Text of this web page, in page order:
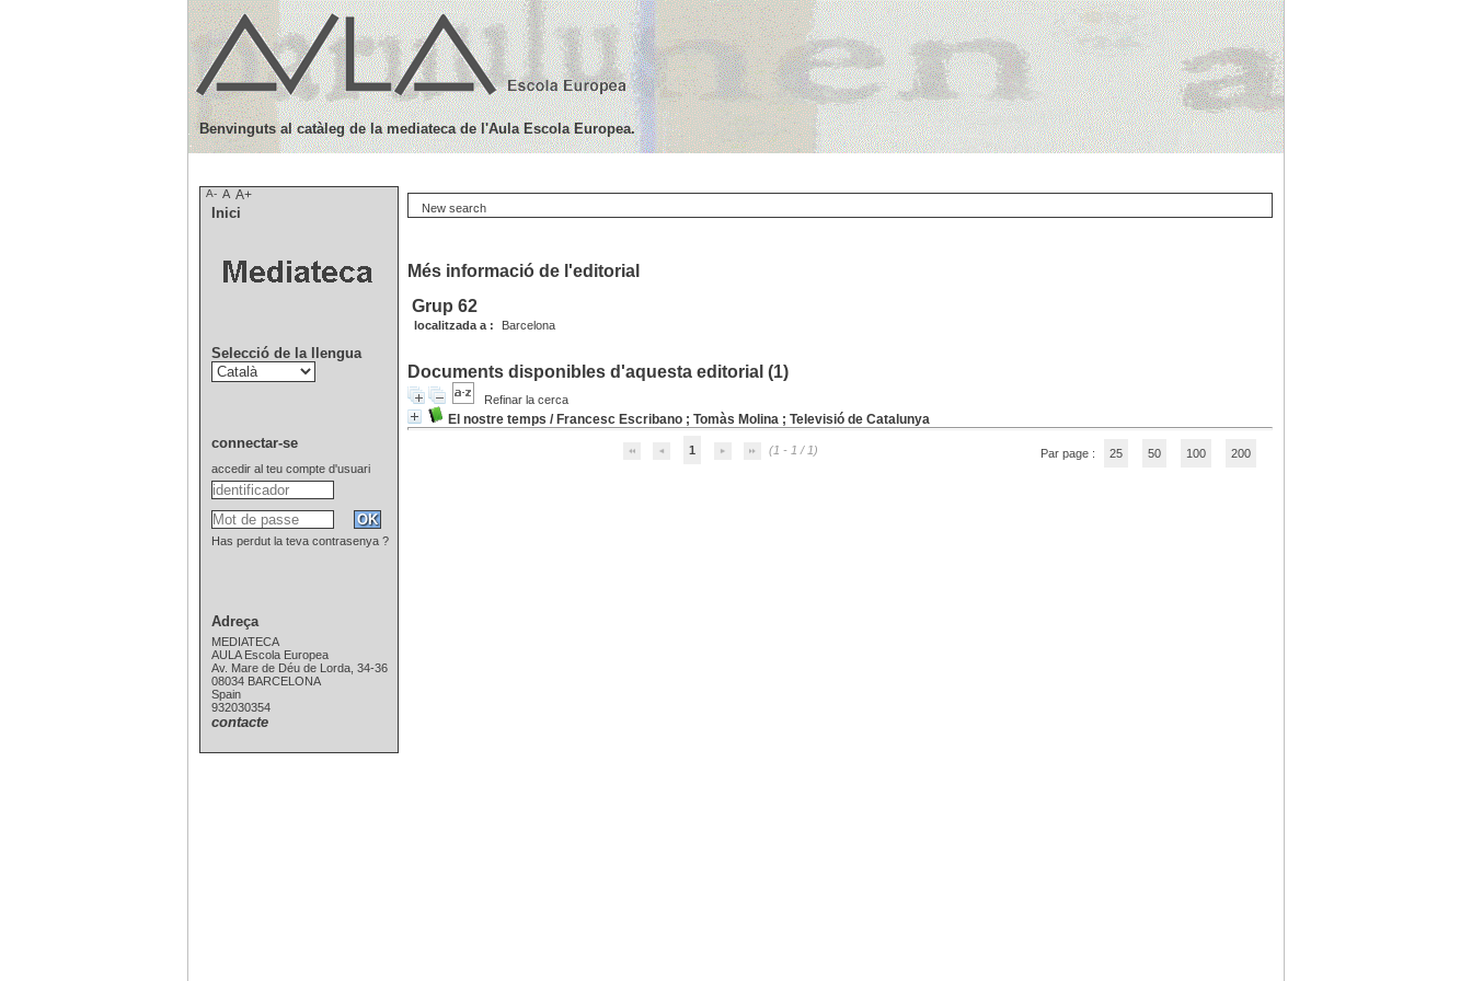
New search
Més informació de l'editorial
Grup 62
localitzada a : Barcelona
Documents disponibles d'aquesta editorial (1)
Refinar la cerca
El nostre temps / Francesc Escribano ; Tomàs Molina ; Televisió de Catalunya
1 (1 - 1 / 1) Par page : 25 50 100 200
Benvinguts al catàleg de la mediateca de l'Aula Escola Europea.
A- A A+
Inici
Selecció de la llengua
connectar-se
accedir al teu compte d'usuari
Has perdut la teva contrasenya ?
Adreça
MEDIATECA
AULA Escola Europea
Av. Mare de Déu de Lorda, 34-36
08034 BARCELONA
Spain
932030354
contacte